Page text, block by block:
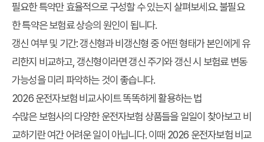
필요한 특약만 효율적으로 구성할 수 있는지 살펴보세요. 불필요
한 특약은 보험료 상승의 원인이 됩니다.
갱신 여부 및 기간:갱신형과 비갱신형 중 어떤 형태가 본인에게 유
리한지 비교하고, 갱신형이라면 갱신 주기와 갱신 시 보험료 변동
가능성을 미리 파악하는 것이 좋습니다.
2026 운전자보험 비교사이트 똑똑하게 활용하는 법
수많은 보험사의 다양한 운전자보험 상품들을 일일이 찾아보고 비
교하기란 여간 어려운 일이 아닙니다. 이때 2026 운전자보험 비교